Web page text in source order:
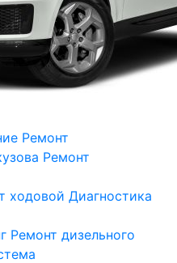
Ремонт
Ремонт
ходовой Диагностика
Ремонт дизельного